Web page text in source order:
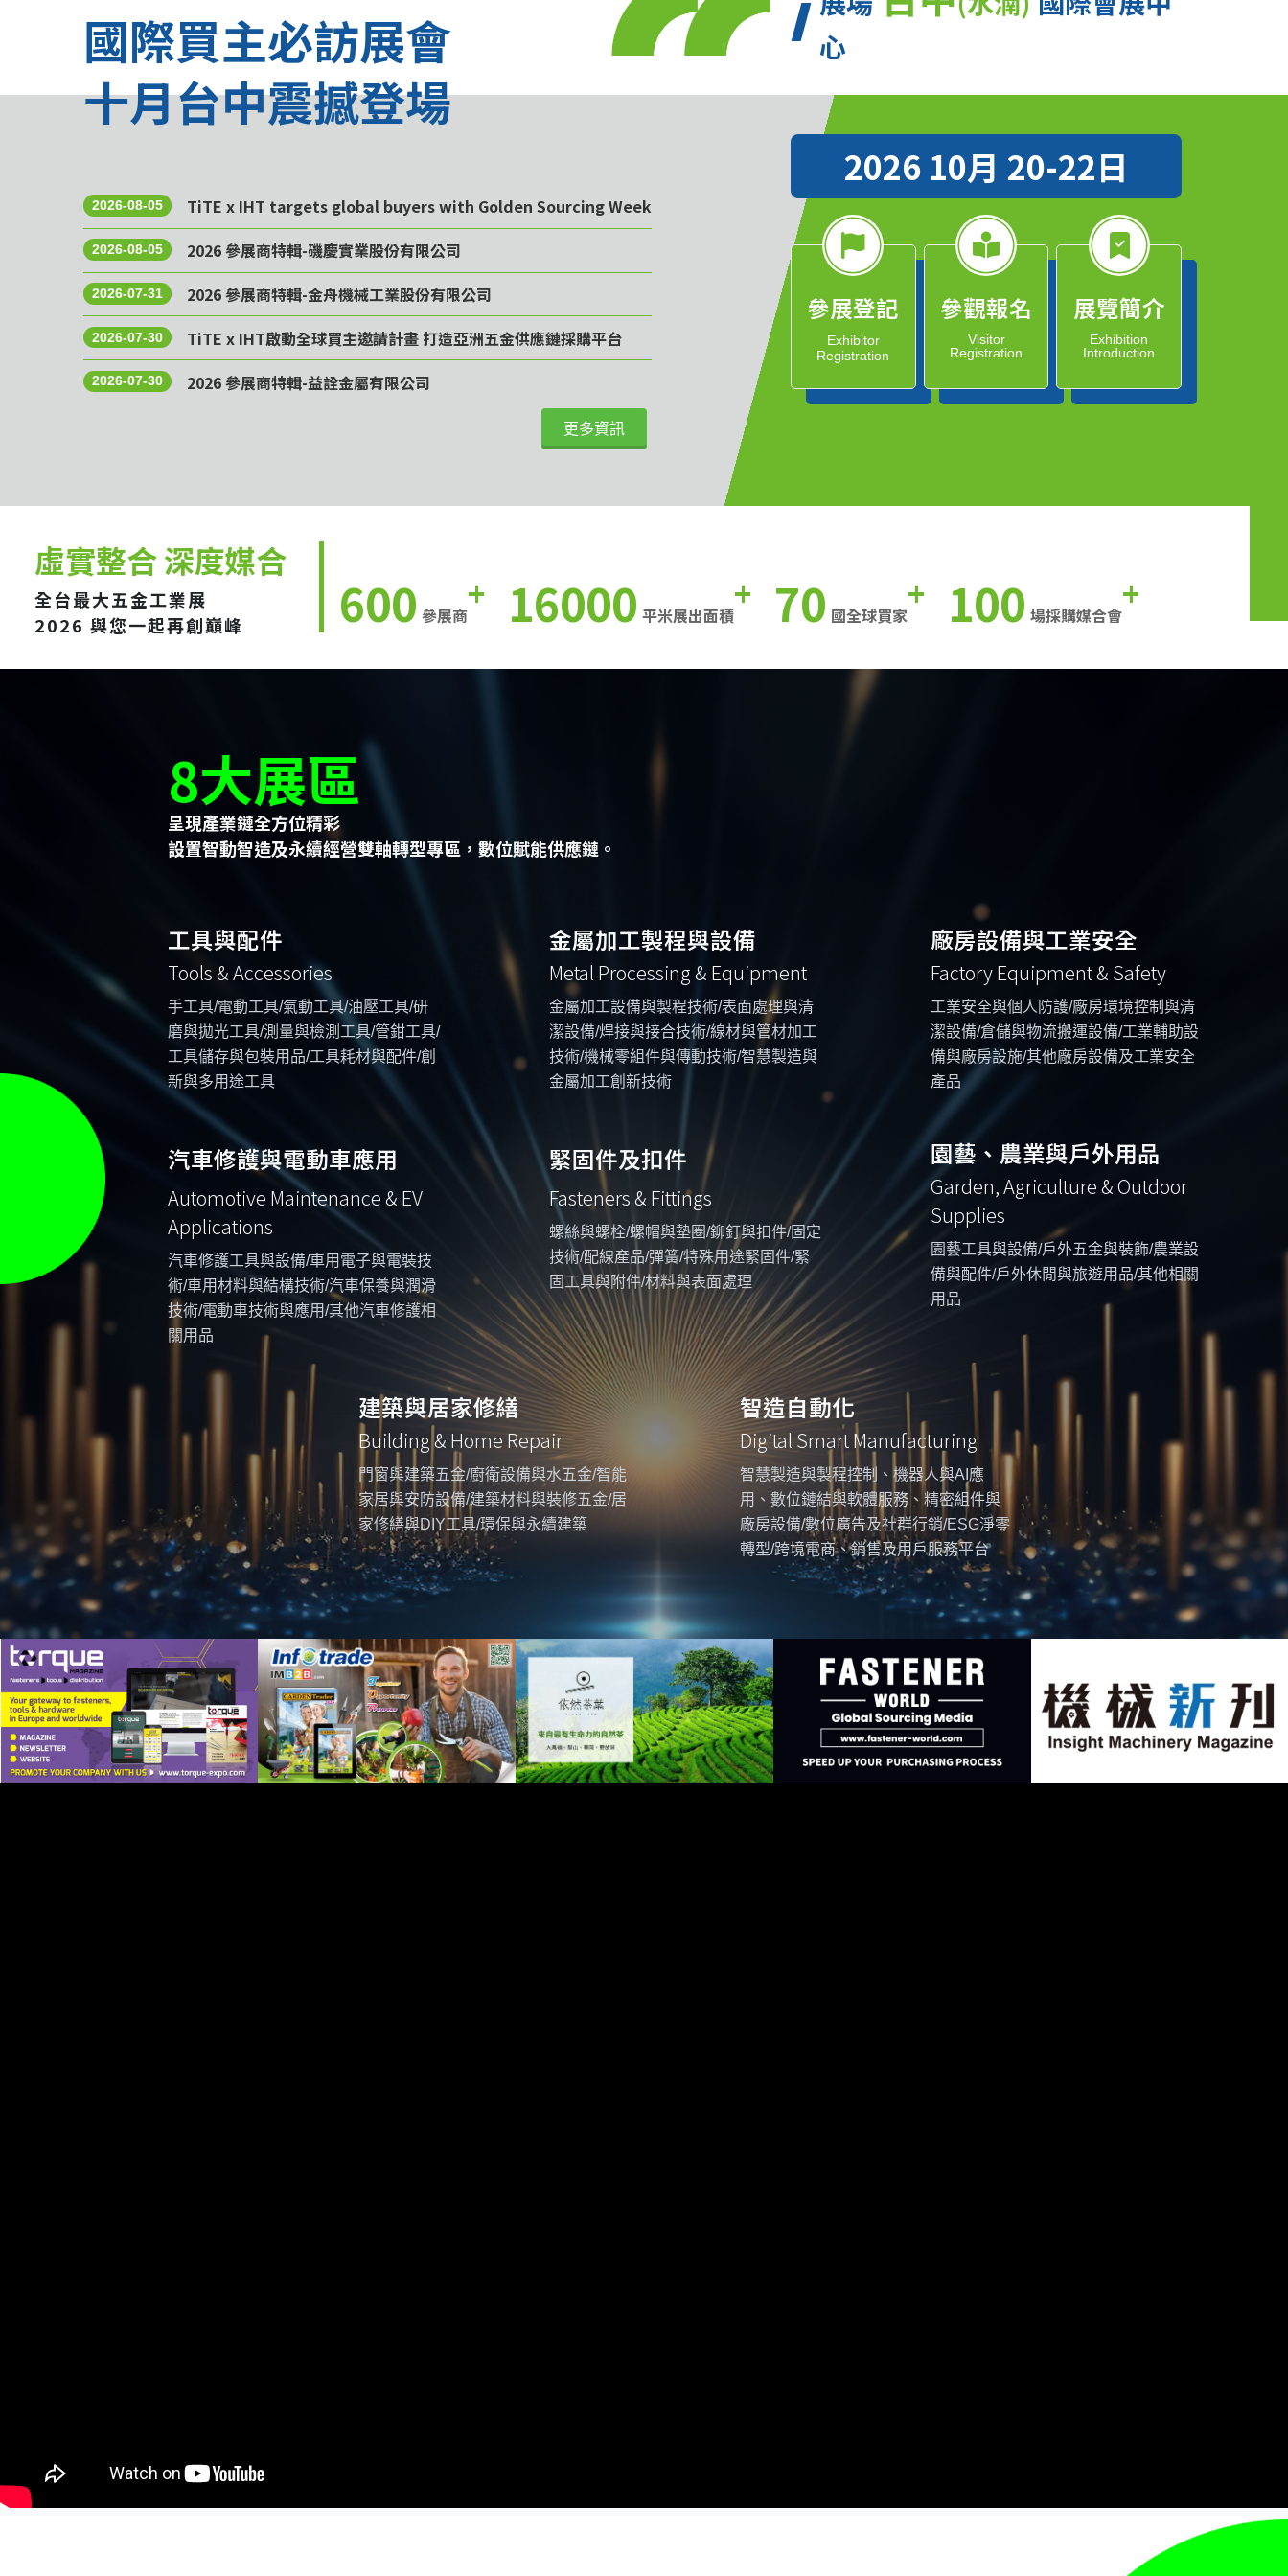
國際買主必訪展會
十月台中震撼登場
2026-08-05 TiTE x IHT targets global buyers with Golden Sourcing Week
2026-08-05 2026 參展商特輯-磯慶實業股份有限公司
2026-07-31 2026 參展商特輯-金舟機械工業股份有限公司
2026-07-30 TiTE x IHT啟動全球買主邀請計畫 打造亞洲五金供應鏈採購平台
2026-07-30 2026 參展商特輯-益詮金屬有限公司
更多資訊
心
2026 10月 20-22日
參展登記
Exhibitor
Registration
參觀報名
Visitor
Registration
展覽簡介
Exhibition
Introduction
虛實整合 深度媒合
全台最大五金工業展
2026 與您一起再創巔峰
600 參展商+ 16000 平米展出面積+ 70 國全球買家+ 100 場採購媒合會+
8大展區
呈現產業鏈全方位精彩
設置智動智造及永續經營雙軸轉型專區，數位賦能供應鏈。
工具與配件
Tools & Accessories
手工具/電動工具/氣動工具/油壓工具/研
磨與拋光工具/測量與檢測工具/管鉗工具/
工具儲存與包裝用品/工具耗材與配件/創
新與多用途工具
金屬加工製程與設備
Metal Processing & Equipment
金屬加工設備與製程技術/表面處理與清
潔設備/焊接與接合技術/線材與管材加工
技術/機械零組件與傳動技術/智慧製造與
金屬加工創新技術
廠房設備與工業安全
Factory Equipment & Safety
工業安全與個人防護/廠房環境控制與清
潔設備/倉儲與物流搬運設備/工業輔助設
備與廠房設施/其他廠房設備及工業安全
產品
汽車修護與電動車應用
Automotive Maintenance & EV
Applications
汽車修護工具與設備/車用電子與電裝技
術/車用材料與結構技術/汽車保養與潤滑
技術/電動車技術與應用/其他汽車修護相
關用品
緊固件及扣件
Fasteners & Fittings
螺絲與螺栓/螺帽與墊圈/鉚釘與扣件/固定
技術/配線產品/彈簧/特殊用途緊固件/緊
固工具與附件/材料與表面處理
園藝、農業與戶外用品
Garden, Agriculture & Outdoor
Supplies
園藝工具與設備/戶外五金與裝飾/農業設
備與配件/戶外休閒與旅遊用品/其他相關
用品
建築與居家修繕
Building & Home Repair
門窗與建築五金/廚衛設備與水五金/智能
家居與安防設備/建築材料與裝修五金/居
家修繕與DIY工具/環保與永續建築
智造自動化
Digital Smart Manufacturing
智慧製造與製程控制、機器人與AI應
用、數位鏈結與軟體服務、精密組件與
廠房設備/數位廣告及社群行銷/ESG淨零
轉型/跨境電商、銷售及用戶服務平台